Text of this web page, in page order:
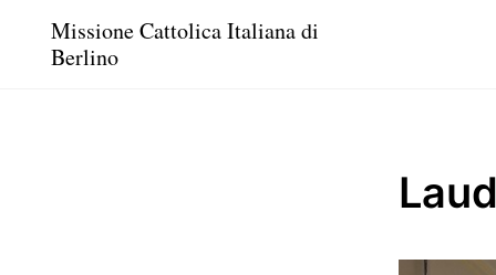
Missione Cattolica Italiana di
Berlino